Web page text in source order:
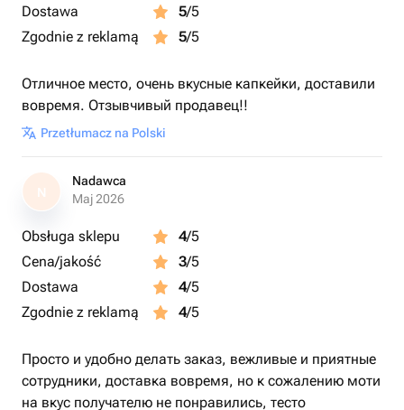
Dostawa
5/5
Zgodnie z reklamą
5/5
Отличное место, очень вкусные капкейки, доставили
вовремя. Отзывчивый продавец!!
Przetłumacz na Polski
N
Nadawca
Maj 2026
Obsługa sklepu 4/5
Cena/jakość
3/5
Dostawa
4/5
Zgodnie z reklamą
4/5
Просто и удобно делать заказ, вежливые и приятные
сотрудники, доставка вовремя, но к сожалению моти
на вкус получателю не понравились, тесто